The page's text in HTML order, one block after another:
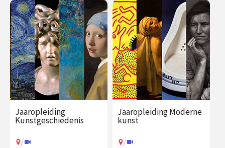
€ 35.00
vanaf 17
aug.
/ Op locatie of online
€ 345.00
vanaf 22
sep.
/ Op locatie of online
Jaaropleiding
Kunstgeschiedenis
/
Jaaropleiding Moderne
kunst
/